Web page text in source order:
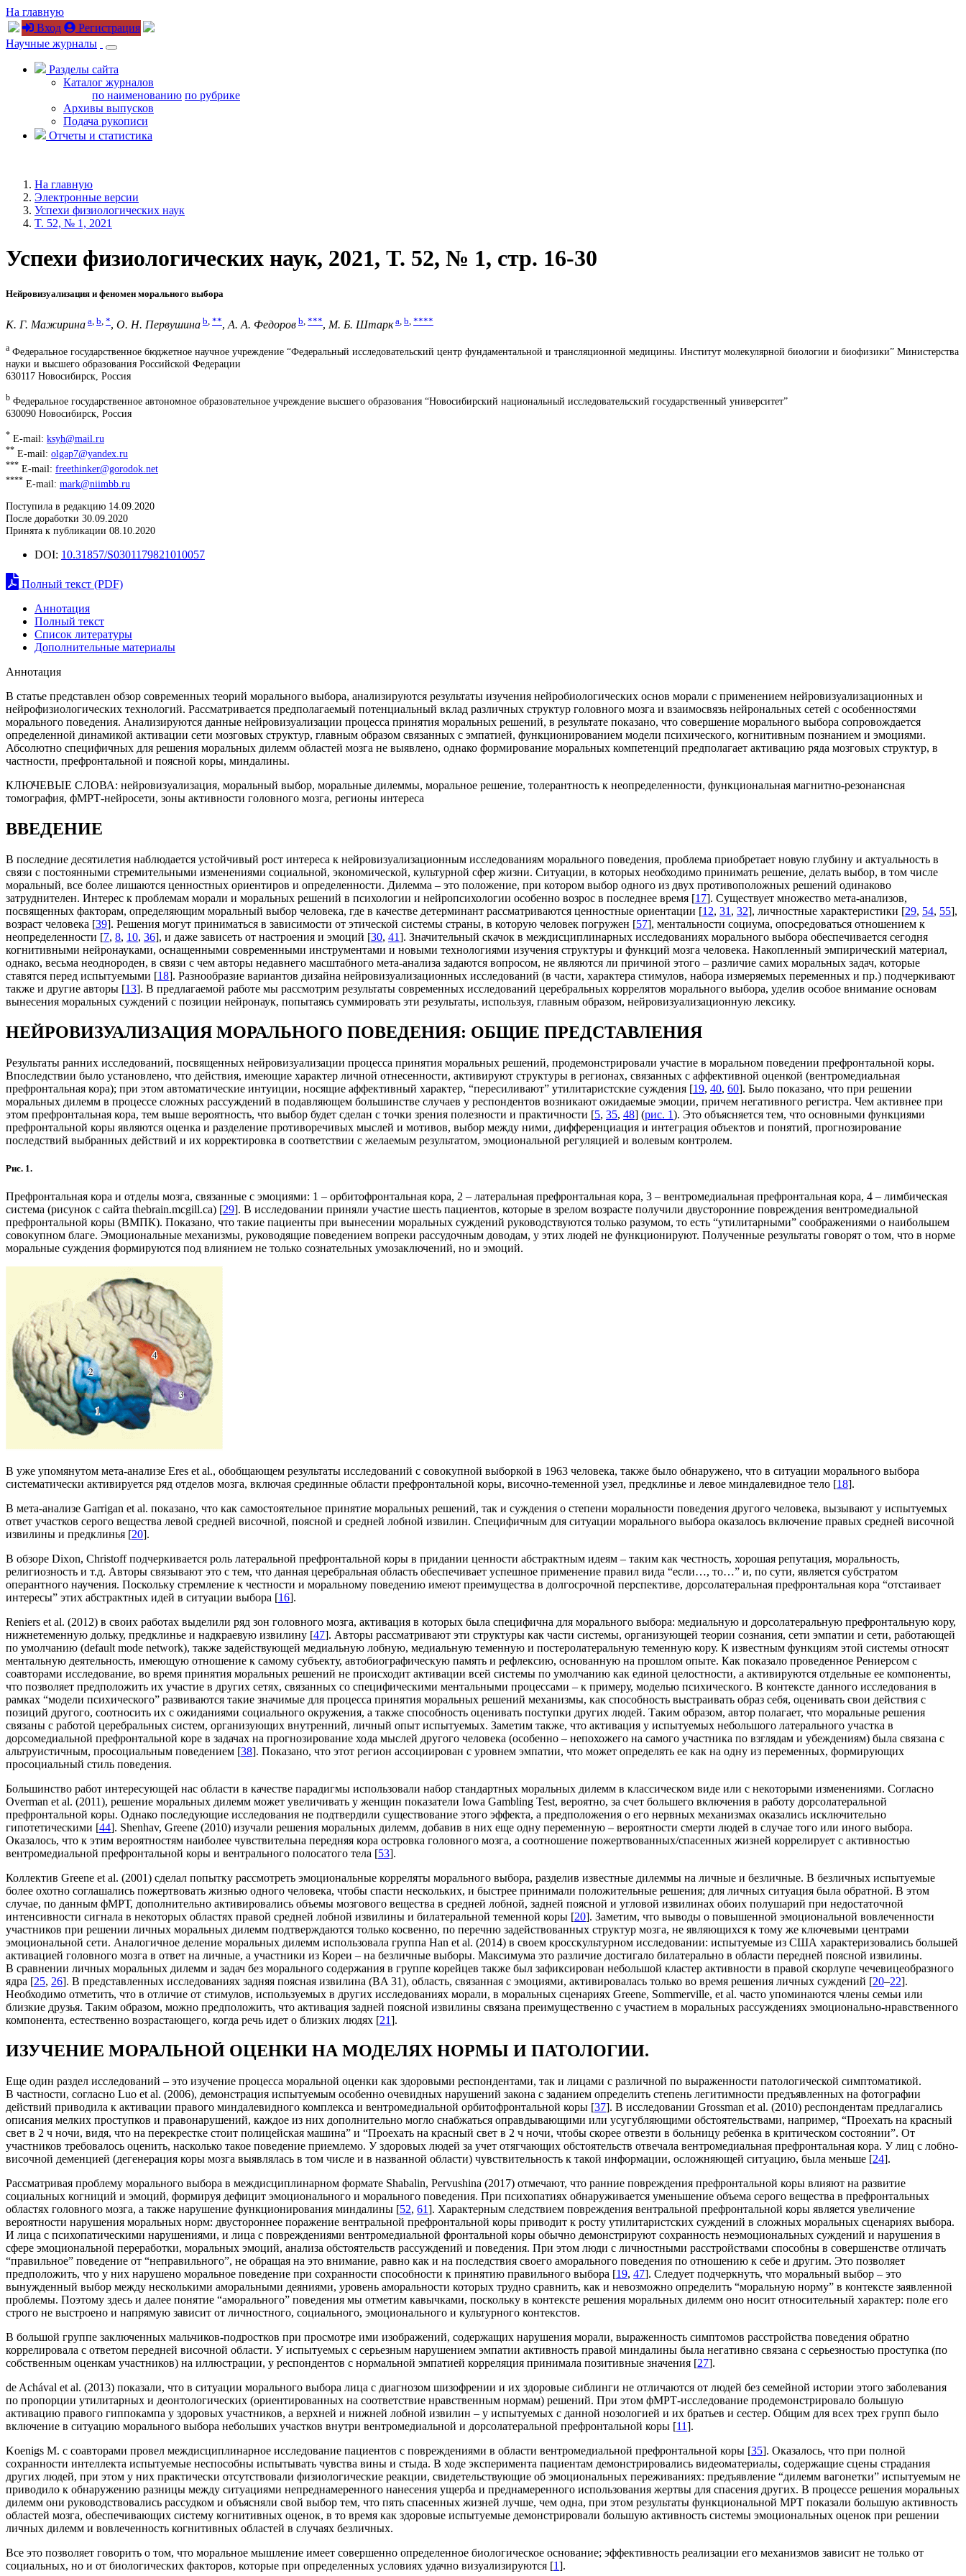
На главную
Вход
Регистрация
Научные журналы
Разделы сайта
Каталог журналов
по наименованию по рубрике
Архивы выпусков
Подача рукописи
Отчеты и статистика
На главную
Электронные версии
Успехи физиологических наук
T. 52, № 1, 2021
Успехи физиологических наук, 2021, T. 52, № 1, стр. 16-30
Нейровизуализация и феномен морального выбора
К. Г. Мажирина a b *, О. Н. Первушина b **, А. А. Федоров b ***, М. Б. Штарк a b ****
a Федеральное государственное бюджетное научное учреждение “Федеральный исследовательский центр фундаментальной и трансляционной медицины. Институт молекулярной биологии и биофизики” Министерства
науки и высшего образования Российской Федерации
630117 Новосибирск, Россия
b Федеральное государственное автономное образовательное учреждение высшего образования “Новосибирский национальный исследовательский государственный университет”
630090 Новосибирск, Россия
* E-mail: ksyh@mail.ru
** E-mail: olgap7@yandex.ru
*** E-mail: freethinker@gorodok.net
**** E-mail: mark@niimbb.ru
Поступила в редакцию 14.09.2020
После доработки 30.09.2020
Принята к публикации 08.10.2020
DOI: 10.31857/S0301179821010057
Полный текст (PDF)
Аннотация
Полный текст
Список литературы
Дополнительные материалы
Аннотация
В статье представлен обзор современных теорий морального выбора, анализируются результаты изучения нейробиологических основ морали с применением нейровизуализационных и
нейрофизиологических технологий. Рассматривается предполагаемый потенциальный вклад различных структур головного мозга и взаимосвязь нейрональных сетей с особенностями
морального поведения. Анализируются данные нейровизуализации процесса принятия моральных решений, в результате показано, что совершение морального выбора сопровождается
определенной динамикой активации сети мозговых структур, главным образом связанных с эмпатией, функционированием модели психического, когнитивным познанием и эмоциями.
Абсолютно специфичных для решения моральных дилемм областей мозга не выявлено, однако формирование моральных компетенций предполагает активацию ряда мозговых структур, в
частности, префронтальной и поясной коры, миндалины.
КЛЮЧЕВЫЕ СЛОВА: нейровизуализация, моральный выбор, моральные дилеммы, моральное решение, толерантность к неопределенности, функциональная магнитно-резонансная
томография, фМРТ-нейросети, зоны активности головного мозга, регионы интереса
ВВЕДЕНИЕ
В последние десятилетия наблюдается устойчивый рост интереса к нейровизуализационным исследованиям морального поведения, проблема приобретает новую глубину и актуальность в
связи с постоянными стремительными изменениями социальной, экономической, культурной сфер жизни. Ситуации, в которых необходимо принимать решение, делать выбор, в том числе
моральный, все более лишаются ценностных ориентиров и определенности. Дилемма – это положение, при котором выбор одного из двух противоположных решений одинаково
затруднителен. Интерес к проблемам морали и моральных решений в психологии и нейропсихологии особенно возрос в последнее время [17]. Существует множество мета-анализов,
посвященных факторам, определяющим моральный выбор человека, где в качестве детерминант рассматриваются ценностные ориентации [12, 31 , 32], личностные характеристики [29, 54, 55],
возраст человека [39]. Решения могут приниматься в зависимости от этической системы страны, в которую человек погружен [57], ментальности социума, опосредоваться отношением к
неопределенности [7, 8, 10, 36], и даже зависеть от настроения и эмоций [30, 41]. Значительный скачок в междисциплинарных исследованиях морального выбора обеспечивается сегодня
когнитивными нейронауками, оснащенными современными инструментами и новыми технологиями изучения структуры и функций мозга человека. Накопленный эмпирический материал,
однако, весьма неоднороден, в связи с чем авторы недавнего масштабного мета-анализа задаются вопросом, не являются ли причиной этого – различие самих моральных задач, которые
ставятся перед испытуемыми [18]. Разнообразие вариантов дизайна нейровизуализационных исследований (в части, характера стимулов, набора измеряемых переменных и пр.) подчеркивают
также и другие авторы [13]. В предлагаемой работе мы рассмотрим результаты современных исследований церебральных коррелятов морального выбора, уделив особое внимание основам
вынесения моральных суждений с позиции нейронаук, попытаясь суммировать эти результаты, используя, главным образом, нейровизуализационную лексику.
НЕЙРОВИЗУАЛИЗАЦИЯ МОРАЛЬНОГО ПОВЕДЕНИЯ: ОБЩИЕ ПРЕДСТАВЛЕНИЯ
Результаты ранних исследований, посвященных нейровизуализации процесса принятия моральных решений, продемонстрировали участие в моральном поведении префронтальной коры.
Впоследствии было установлено, что действия, имеющие характер личной отнесенности, активируют структуры в регионах, связанных с аффективной оценкой (вентромедиальная
префронтальная кора); при этом автоматические интуиции, носящие аффективный характер, “пересиливают” утилитаристские суждения [19, 40, 60]. Было показано, что при решении
моральных дилемм в процессе сложных рассуждений в подавляющем большинстве случаев у респондентов возникают ожидаемые эмоции, причем негативного регистра. Чем активнее при
этом префронтальная кора, тем выше вероятность, что выбор будет сделан с точки зрения полезности и практичности [5, 35, 48] (рис. 1). Это объясняется тем, что основными функциями
префронтальной коры являются оценка и разделение противоречивых мыслей и мотивов, выбор между ними, дифференциация и интеграция объектов и понятий, прогнозирование
последствий выбранных действий и их корректировка в соответствии с желаемым результатом, эмоциональной регуляцией и волевым контролем.
Рис. 1.
Префронтальная кора и отделы мозга, связанные с эмоциями: 1 – орбитофронтальная кора, 2 – латеральная префронтальная кора, 3 – вентромедиальная префронтальная кора, 4 – лимбическая
система (рисунок с сайта thebrain.mcgill.ca) [29]. В исследовании приняли участие шесть пациентов, которые в зрелом возрасте получили двусторонние повреждения вентромедиальной
префронтальной коры (ВМПК). Показано, что такие пациенты при вынесении моральных суждений руководствуются только разумом, то есть “утилитарными” соображениями о наибольшем
совокупном благе. Эмоциональные механизмы, руководящие поведением вопреки рассудочным доводам, у этих людей не функционируют. Полученные результаты говорят о том, что в норме
моральные суждения формируются под влиянием не только сознательных умозаключений, но и эмоций.
В уже упомянутом мета-анализе Eres et al., обобщающем результаты исследований с совокупной выборкой в 1963 человека, также было обнаружено, что в ситуации морального выбора
систематически активируется ряд отделов мозга, включая срединные области префронтальной коры, височно-теменной узел, предклинье и левое миндалевидное тело [18].
В мета-анализе Garrigan et al. показано, что как самостоятельное принятие моральных решений, так и суждения о степени моральности поведения другого человека, вызывают у испытуемых
ответ участков серого вещества левой средней височной, поясной и средней лобной извилин. Специфичным для ситуации морального выбора оказалось включение правых средней височной
извилины и предклинья [20].
В обзоре Dixon, Christoff подчеркивается роль латеральной префронтальной коры в придании ценности абстрактным идеям – таким как честность, хорошая репутация, моральность,
религиозность и т.д. Авторы связывают это с тем, что данная церебральная область обеспечивает успешное применение правил вида “если…, то…” и, по сути, является субстратом
оперантного научения. Поскольку стремление к честности и моральному поведению имеют преимущества в долгосрочной перспективе, дорсолатеральная префронтальная кора “отстаивает
интересы” этих абстрактных идей в ситуации выбора [16].
Reniers et al. (2012) в своих работах выделили ряд зон головного мозга, активация в которых была специфична для морального выбора: медиальную и дорсолатеральную префронтальную кору,
нижнетеменную дольку, предклинье и надкраевую извилину [47]. Авторы рассматривают эти структуры как части системы, организующей теории сознания, сети эмпатии и сети, работающей
по умолчанию (default mode network), также задействующей медиальную лобную, медиальную теменную и постеролатеральную теменную кору. К известным функциям этой системы относят
ментальную деятельность, имеющую отношение к самому субъекту, автобиографическую память и рефлексию, основанную на прошлом опыте. Как показало проведенное Рениерсом c
соавторами исследование, во время принятия моральных решений не происходит активации всей системы по умолчанию как единой целостности, а активируются отдельные ее компоненты,
что позволяет предположить их участие в других сетях, связанных со специфическими ментальными процессами – к примеру, моделью психического. В контексте данного исследования в
рамках “модели психического” развиваются такие значимые для процесса принятия моральных решений механизмы, как способность выстраивать образ себя, оценивать свои действия с
позиций другого, соотносить их с ожиданиями социального окружения, а также способность оценивать поступки других людей. Таким образом, автор полагает, что моральные решения
связаны с работой церебральных систем, организующих внутренний, личный опыт испытуемых. Заметим также, что активация у испытуемых небольшого латерального участка в
дорсомедиальной префронтальной коре в задачах на прогнозирование хода мыслей другого человека (особенно – непохожего на самого участника по взглядам и убеждениям) была связана с
альтруистичным, просоциальным поведением [38]. Показано, что этот регион ассоциирован с уровнем эмпатии, что может определять ее как на одну из переменных, формирующих
просоциальный стиль поведения.
Большинство работ интересующей нас области в качестве парадигмы использовали набор стандартных моральных дилемм в классическом виде или с некоторыми изменениями. Согласно
Overman et al. (2011), решение моральных дилемм может увеличивать у женщин показатели Iowa Gambling Test, вероятно, за счет большего включения в работу дорсолатеральной
префронтальной коры. Однако последующие исследования не подтвердили существование этого эффекта, а предположения о его нервных механизмах оказались исключительно
гипотетическими [44]. Shenhav, Greene (2010) изучали решения моральных дилемм, добавив в них еще одну переменную – вероятности смерти людей в случае того или иного выбора.
Оказалось, что к этим вероятностям наиболее чувствительна передняя кора островка головного мозга, а соотношение пожертвованных/спасенных жизней коррелирует с активностью
вентромедиальной префронтальной коры и вентрального полосатого тела [53].
Коллектив Greene et al. (2001) сделал попытку рассмотреть эмоциональные корреляты морального выбора, разделив известные дилеммы на личные и безличные. В безличных испытуемые
более охотно соглашались пожертвовать жизнью одного человека, чтобы спасти нескольких, и быстрее принимали положительные решения; для личных ситуация была обратной. В этом
случае, по данным фМРТ, дополнительно активировались объемы мозгового вещества в средней лобной, задней поясной и угловой извилинах обоих полушарий при недостаточной
интенсивности сигнала в некоторых областях правой средней лобной извилины и билатеральной теменной коры [20]. Заметим, что выводы о повышенной эмоциональной вовлеченности
участников при решении личных моральных дилемм подтверждаются только косвенно, по перечню задействованных структур мозга, не являющихся к тому же ключевыми центрами
эмоциональной сети. Аналогичное деление моральных дилемм использовала группа Han et al. (2014) в своем кросскультурном исследовании: испытуемые из США характеризовались большей
активацией головного мозга в ответ на личные, а участники из Кореи – на безличные выборы. Максимума это различие достигало билатерально в области передней поясной извилины.
В сравнении личных моральных дилемм и задач без морального содержания в группе корейцев также был зафиксирован небольшой кластер активности в правой скорлупе чечевицеобразного
ядра [25, 26]. В представленных исследованиях задняя поясная извилина (BA 31), область, связанная с эмоциями, активировалась только во время решения личных суждений [20–22].
Необходимо отметить, что в отличие от стимулов, используемых в других исследованиях морали, в моральных сценариях Greene, Sommerville, et al. часто упоминаются члены семьи или
близкие друзья. Таким образом, можно предположить, что активация задней поясной извилины связана преимущественно с участием в моральных рассуждениях эмоционально-нравственного
компонента, естественно возрастающего, когда речь идет о близких людях [21].
ИЗУЧЕНИЕ МОРАЛЬНОЙ ОЦЕНКИ НА МОДЕЛЯХ НОРМЫ И ПАТОЛОГИИ.
Еще один раздел исследований – это изучение процесса моральной оценки как здоровыми респондентами, так и лицами с различной по выраженности патологической симптоматикой.
В частности, согласно Luo et al. (2006), демонстрация испытуемым особенно очевидных нарушений закона с заданием определить степень легитимности предъявленных на фотографии
действий приводила к активации правого миндалевидного комплекса и вентромедиальной орбитофронтальной коры [37]. В исследовании Grossman et al. (2010) респондентам предлагались
описания мелких проступков и правонарушений, каждое из них дополнительно могло снабжаться оправдывающими или усугубляющими обстоятельствами, например, “Проехать на красный
свет в 2 ч ночи, видя, что на перекрестке стоит полицейская машина” и “Проехать на красный свет в 2 ч ночи, чтобы скорее отвезти в больницу ребенка в критическом состоянии”. От
участников требовалось оценить, насколько такое поведение приемлемо. У здоровых людей за учет отягчающих обстоятельств отвечала вентромедиальная префронтальная кора. У лиц с лобно-
височной деменцией (дегенерация коры мозга выявлялась в том числе и в названной области) чувствительность к такой информации, осложняющей ситуацию, была меньше [24].
Рассматривая проблему морального выбора в междисциплинарном формате Shabalin, Pervushina (2017) отмечают, что ранние повреждения префронтальной коры влияют на развитие
социальных когниций и эмоций, формируя дефицит эмоционального и морального поведения. При психопатиях обнаруживается уменьшение объема серого вещества в префронтальных
областях головного мозга, а также нарушение функционирования миндалины [52, 61]. Характерным следствием повреждения вентральной префронтальной коры является увеличение
вероятности нарушения моральных норм: двустороннее поражение вентральной префронтальной коры приводит к росту утилитаристских суждений в сложных моральных сценариях выбора.
И лица с психопатическими нарушениями, и лица с повреждениями вентромедиальной фронтальной коры обычно демонстрируют сохранность неэмоциональных суждений и нарушения в
сфере эмоциональной переработки, моральных эмоций, анализа обстоятельств рассуждений и поведения. При этом люди с личностными расстройствами способны в совершенстве отличать
“правильное” поведение от “неправильного”, не обращая на это внимание, равно как и на последствия своего аморального поведения по отношению к себе и другим. Это позволяет
предположить, что у них нарушено моральное поведение при сохранности способности к принятию правильного выбора [19, 47]. Следует подчеркнуть, что моральный выбор – это
вынужденный выбор между несколькими аморальными деяниями, уровень аморальности которых трудно сравнить, как и невозможно определить “моральную норму” в контексте заявленной
проблемы. Поэтому здесь и далее понятие “аморального” поведения мы отметим кавычками, поскольку в контексте решения моральных дилемм оно носит относительный характер: поле его
строго не выстроено и напрямую зависит от личностного, социального, эмоционального и культурного контекстов.
В большой группе заключенных мальчиков-подростков при просмотре ими изображений, содержащих нарушения морали, выраженность симптомов расстройства поведения обратно
коррелировала с ответом передней височной области. У испытуемых с серьезным нарушением эмпатии активность правой миндалины была негативно связана с серьезностью проступка (по
собственным оценкам участников) на иллюстрации, у респондентов с нормальной эмпатией корреляция принимала позитивные значения [27].
de Achával et al. (2013) показали, что в ситуации морального выбора лица с диагнозом шизофрении и их здоровые сиблинги не отличаются от людей без семейной истории этого заболевания
по пропорции утилитарных и деонтологических (ориентированных на соответствие нравственным нормам) решений. При этом фМРТ-исследование продемонстрировало большую
активацию правого гиппокампа у здоровых участников, а верхней и нижней лобной извилин – у испытуемых с данной нозологией и их братьев и сестер. Общим для всех трех групп было
включение в ситуацию морального выбора небольших участков внутри вентромедиальной и дорсолатеральной префронтальной коры [11].
Koenigs M. c соавторами провел междисциплинарное исследование пациентов с повреждениями в области вентромедиальной префронтальной коры [35]. Оказалось, что при полной
сохранности интеллекта испытуемые неспособны испытывать чувства вины и стыда. В ходе эксперимента пациентам демонстрировались видеоматериалы, содержащие сцены страдания
других людей, при этом у них практически отсутствовали физиологические реакции, свидетельствующие об эмоциональных переживаниях: предъявление “дилемм вагонетки” испытуемым не
приводило к обнаружению разницы между ситуациями непреднамеренного нанесения ущерба и преднамеренного использования жертвы для спасения других. В процессе решения моральных
дилемм они руководствовались рассудком и объясняли свой выбор тем, что пять спасенных жизней лучше, чем одна, при этом результаты функциональной МРТ показали большую активность
областей мозга, обеспечивающих систему когнитивных оценок, в то время как здоровые испытуемые демонстрировали большую активность системы эмоциональных оценок при решении
личных дилемм и вовлеченность когнитивных областей в случаях безличных.
Все это позволяет говорить о том, что моральное мышление имеет совершенно определенное биологическое основание; эффективность реализации его механизмов зависит не только от
социальных, но и от биологических факторов, которые при определенных условиях удачно визуализируются [1].